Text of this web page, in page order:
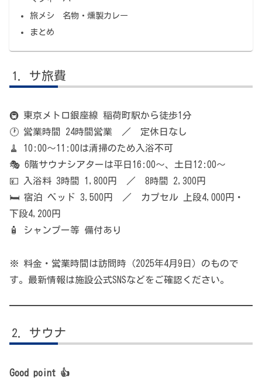
旅メシ 名物・燻製カレー
まとめ
サ旅費
🚇 東京メトロ銀座線 稲荷町駅から徒歩1分
🕐 営業時間 24時間営業 ／ 定休日なし
🧹 10:00〜11:00は清掃のため入浴不可
🎭 6階サウナシアターは平日16:00〜、土日12:00〜
💴 入浴料 3時間 1,800円 ／ 8時間 2,300円
🛏 宿泊 ベッド 3,500円 ／ カプセル 上段4,000円・
下段4,200円
🧴 シャンプー等 備付あり
※ 料金・営業時間は訪問時（2025年4月9日）のもので
す。最新情報は施設公式SNSなどをご確認ください。
サウナ
Good point 👍